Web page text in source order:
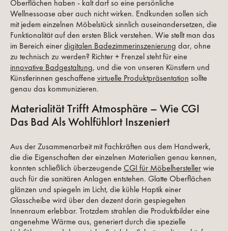
Oberflächen haben - kalt darf so eine persönliche
Wellnessoase aber auch nicht wirken. Endkunden sollen sich
mit jedem einzelnen Möbelstück sinnlich auseinandersetzen, die
Funktionalität auf den ersten Blick verstehen. Wie stellt man das
im Bereich einerdigitalen Badezimmerinszenierung dar, ohne
zu technisch zu werden? Richter + Frenzel steht für eine
innovative Badgestaltung, und die von unseren Künstlern und
Künstlerinnen geschaffene virtuelle Produktpräsentation sollte
genau das kommunizieren.
Materialität Trifft Atmosphäre – Wie CGI
Das Bad Als Wohlfühlort Inszeniert
Aus der Zusammenarbeit mit Fachkräften aus dem Handwerk,
die die Eigenschaften der einzelnen Materialien genau kennen,
konnten schließlich überzeugende CGI für Möbelherstellerwie
auch für die sanitären Anlagen entstehen. Glatte Oberflächen
glänzen und spiegeln im Licht, die kühle Haptik einer
Glasscheibe wird über den dezent darin gespiegelten
Innenraum erlebbar. Trotzdem strahlen die Produktbilder eine
angenehme Wärme aus, generiert durch die spezielle